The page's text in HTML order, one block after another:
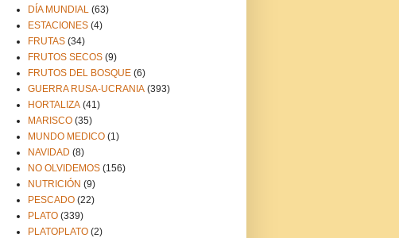
DÍA MUNDIAL (63)
ESTACIONES (4)
FRUTAS (34)
FRUTOS SECOS (9)
FRUTOS DEL BOSQUE (6)
GUERRA RUSA-UCRANIA (393)
HORTALIZA (41)
MARISCO (35)
MUNDO MEDICO (1)
NAVIDAD (8)
NO OLVIDEMOS (156)
NUTRICIÓN (9)
PESCADO (22)
PLATO (339)
PLATOPLATO (2)